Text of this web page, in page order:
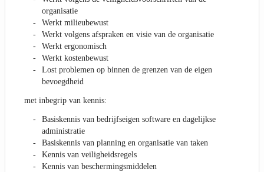
organisatie
Werkt milieubewust
Werkt volgens afspraken en visie van de organisatie
Werkt ergonomisch
Werkt kostenbewust
Lost problemen op binnen de grenzen van de eigen
bevoegdheid
met inbegrip van kennis:
Basiskennis van bedrijfseigen software en dagelijkse
administratie
Basiskennis van planning en organisatie van taken
Kennis van veiligheidsregels
Kennis van beschermingsmiddelen